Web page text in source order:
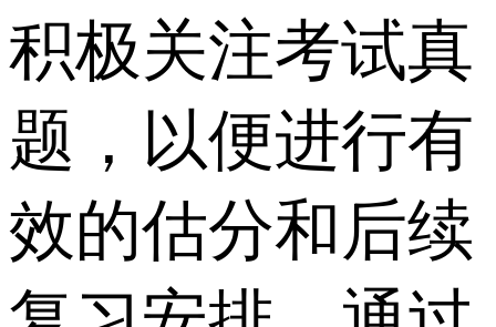
积极关注考试真
题，以便进行有
效的估分和后续